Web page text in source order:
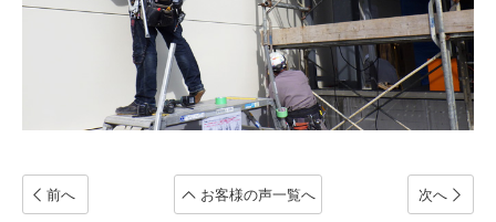
前へ お客様の声一覧へ 次へ